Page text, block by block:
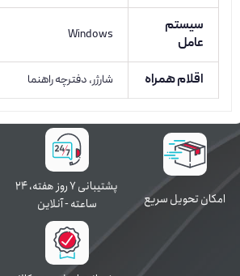
سیستم
عامل
Windows
اقلام همراه شارژر، دفترچه راهنما
اﻣﮑﺎن ﺗﺤﻮﯾﻞ سریع
پشتیبانی ۷ روز ﻫﻔﺘﻪ، ۲۴
ﺳﺎﻋﺘﻪ - آنلاین